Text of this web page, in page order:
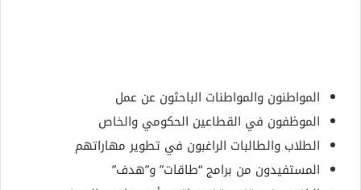
المواطنون والمواطنات الباحثون عن عمل
الموظفون في القطاعين الحكومي والخاص
الطلاب والطالبات الراغبون في تطوير مهاراتهم
المستفيدون من برامج “طاقات” و”هدف”